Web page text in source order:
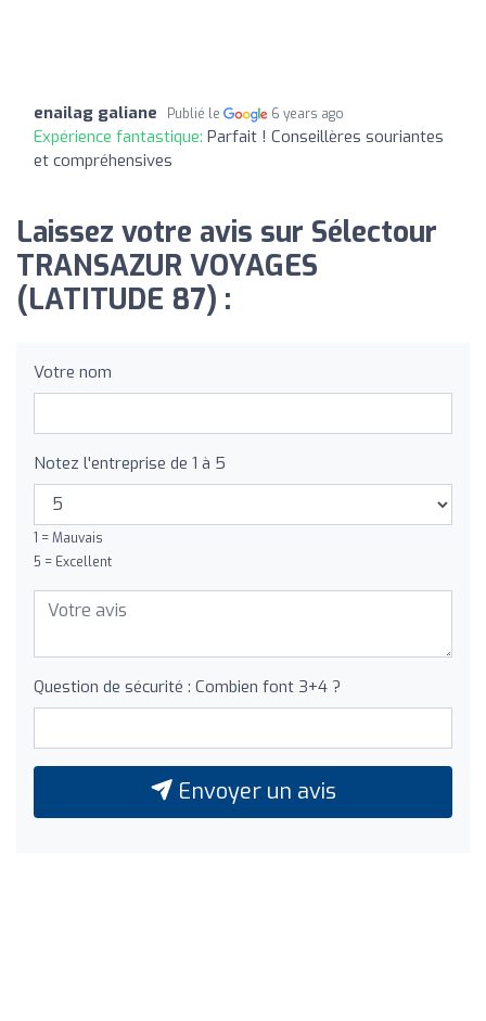
enailag galiane Publié le 6 years ago
Expérience fantastique: Parfait ! Conseillères souriantes
et compréhensives
Laissez votre avis sur Sélectour
TRANSAZUR VOYAGES
(LATITUDE 87) :
Votre nom
Notez l'entreprise de 1 à 5
1 = Mauvais
5 = Excellent
Question de sécurité : Combien font 3+4 ?
Envoyer un avis